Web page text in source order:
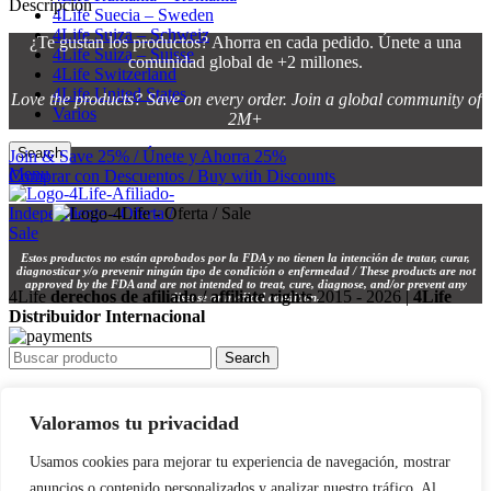
Valoramos tu privacidad
Usamos cookies para mejorar tu experiencia de navegación, mostrar
4Life Suecia – Sweden
4Life Suiza – Schweiz
4Life Suiza – Suisse
4Life Switzerland
4Life United States
Varios
Search
Menu
Descripción
¿Te gustan los productos? Ahorra en cada pedido. Únete a una
comunidad global de +2 millones.
Love the products? Save on every order. Join a global community of
2M+
Join & Save 25% / Únete y Ahorra 25%
Comprar con Descuentos / Buy with Discounts
Estos productos no están aprobados por la FDA y no tienen la intención de tratar, curar,
diagnosticar y/o prevenir ningún tipo de condición o enfermedad / These products are not
approved by the FDA and are not intended to treat, cure, diagnose, and/or prevent any
disease or medical condition.
4Life derechos de afiliado / affiliate rights 2015 - 2026 |4Life
Distribuidor Internacional
Search
TIENDA / SHOP 🛍️
INSCRÍBETE / SIGN UP 📝